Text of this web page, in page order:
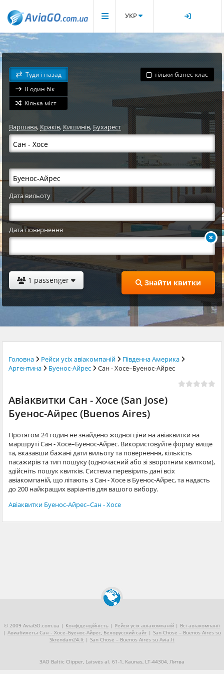
УКР
Туди і назад
В один бік
Кілька міст
тільки бізнес-клас
Варшава,Краків, Кишинів, Бухарест
Дата вильоту
Дата повернення
1 passenger Знайти квитки
Головна Рейси усіх авіакомпаній
Південна Америка
Аргентина
Буенос-Айрес Сан - Хосе–Буенос-Айрес
Авіаквитки Сан - Хосе (San Jose)
Буенос-Айрес (Buenos Aires)
Протягом 24 годин не знайдено жодної ціни на авіаквитки на
маршруті Сан - Хосе–Буенос-Айрес. Використовуйте форму вище
та, вказавши бажані дати вильоту та повернення, кількість
пасажирів та тип пошуку (одночасний або зі зворотним квитком),
здійсніть пошук квитків. Система перевірить дані всіх
авіакомпаній, що літають з Сан - Хосе в Буенос-Айрес, та надасть
до 200 найкращих варіантів для вашого вибору.
Авіаквитки Буенос-Айрес–Сан - Хосе
© 2009 AviaGO.com.ua | Конфіденційність | Рейси усіх авіакомпаній | Всі авіакомпанії
| Авиабилеты Сан_-_Хосе–Буенос-Айрес, Белорусский сайт | San Chosė – Buenos Airės su
Skrendam24.lt | San Chosė – Buenos Airės su Avia.lt
ЗАО Baltic Clipper, Laisvės al. 61-1, Kaunas, LT-44304, Литва